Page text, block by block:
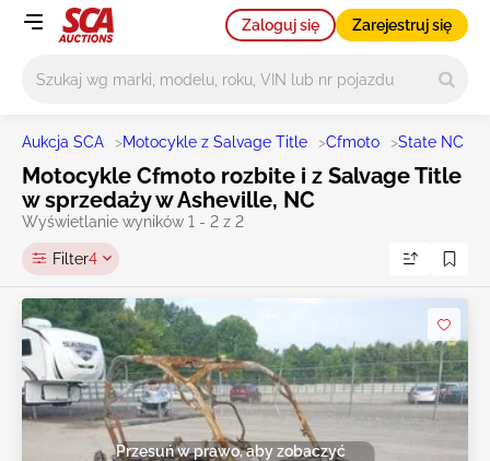
Zaloguj się Zarejestruj się
Aukcja SCA >Motocykle z Salvage Title >Cfmoto >State NC
Motocykle Cfmoto rozbite i z Salvage Title
w sprzedaży w Asheville, NC
Wyświetlanie wyników 1 - 2 z 2
Filter4
Przesuń w prawo, aby zobaczyć